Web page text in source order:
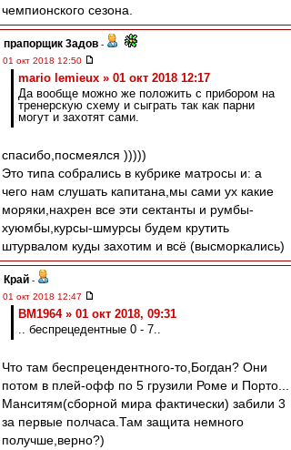
чемпионского сезона.
прапорщик 3адoв -
01 окт 2018 12:50
mario lemieux » 01 окт 2018 12:17
Да вообще можно же положить с прибором на
тренерскую схему и сыграть так как парни
могут и захотят сами.
спасибо,посмеялся )))))
Это типа собрались в кубрике матросы и: а
чего нам слушать капитана,мы сами ух какие
моряки,нахрен все эти сектанты и румбы-
хуюмбы,курсы-шмурсы будем крутить
штурвалом куды захотим и всё (высморкались)
Край -
01 окт 2018 12:47
BM1964 » 01 окт 2018, 09:31
.. беспрецедентные 0 - 7..
Что там беспрецендентного-то,Богдан? Они
потом в плей-офф по 5 грузили Роме и Порто...
Манситям(сборной мира фактически) забили 3
за первые полчаса.Там защита немного
получше,верно?)